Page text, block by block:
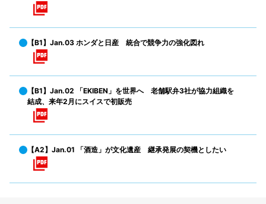
【B1】Jan.03 ホンダと日産 統合で競争力の強化図れ
【B1】Jan.02 「EKIBEN」を世界へ 老舗駅弁3社が協力組織を
結成、来年2月にスイスで初販売
【A2】Jan.01 「酒造」が文化遺産 継承発展の契機としたい